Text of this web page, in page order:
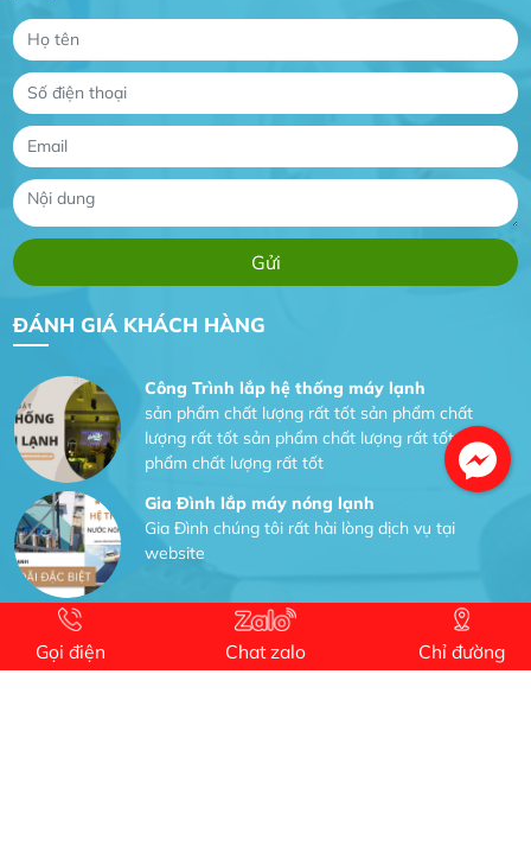
ĐÁNH GIÁ KHÁCH HÀNG
Dự án nhà phố đẹp lên nhờ đội thợ điện từ dịch
Tôi hài lòng quấn motor đẹp và đúng ý
Công Trình lắp hệ thống máy lạnh
lượng rất tốt sản phẩm chất lượng rất tốt sản
phẩm chất lượng rất tốt
Gia Đình lắp máy nóng lạnh
Gia Đình chúng tôi rất hài lòng dịch vụ tại
website
Anh An
vụ
Dịch vụ MoTor
Gọi điện Chat zalo Chỉ đường